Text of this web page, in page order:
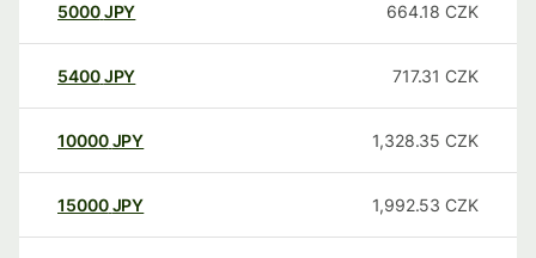
5000JPY 664.18 CZK
5400JPY 717.31 CZK
10000 JPY 1,328.35 CZK
15000 JPY 1,992.53 CZK